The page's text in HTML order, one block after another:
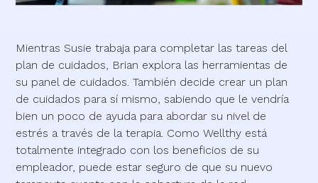
Mientras Susie trabaja para completar las tareas del
plan de cuidados, Brian explora las herramientas de
su panel de cuidados. También decide crear un plan
de cuidados para sí mismo, sabiendo que le vendría
bien un poco de ayuda para abordar su nivel de
estrés a través de la terapia. Como Wellthy está
totalmente integrado con los beneficios de su
empleador, puede estar seguro de que su nuevo